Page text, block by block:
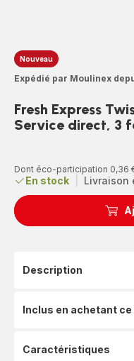
Nouveau
Expédié par Moulinex
Fresh Express
Service direct, 3
Dont éco-participation 0,36
En stock Livraison
Description
Inclus en achetant
Caractéristiques